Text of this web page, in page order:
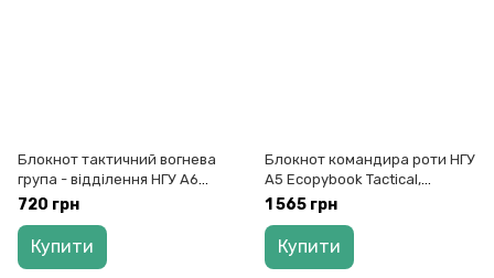
Блокнот тактичний вогнева
група - відділення НГУ А6
Ecopybook Tactical, 9062773
720 грн
Купити
Блокнот командира роти НГУ
А5 Ecopybook Tactical,
9062780
1 565 грн
Купити